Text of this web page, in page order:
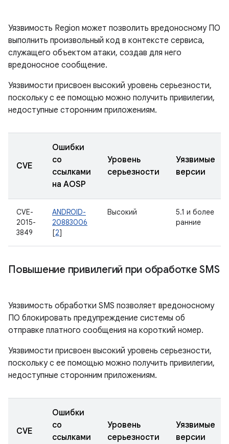
Уязвимость Region может позволить вредоносному ПО
выполнить произвольный код в контексте сервиса,
служащего объектом атаки, создав для него
вредоносное сообщение.
Уязвимости присвоен высокий уровень серьезности,
поскольку с ее помощью можно получить привилегии,
недоступные сторонним приложениям.
CVE
Ошибки
со
ссылками
на AOSP
Уровень
серьезности
Уязвимые
версии
CVE-
2015-
3849
ANDROID-
20883006
[2]
Высокий
5.1 и более
ранние
Повышение привилегий при обработке SMS
Уязвимость обработки SMS позволяет вредоносному
ПО блокировать предупреждение системы об
отправке платного сообщения на короткий номер.
Уязвимости присвоен высокий уровень серьезности,
поскольку с ее помощью можно получить привилегии,
недоступные сторонним приложениям.
CVE
Ошибки
со
ссылками
Уровень
серьезности
Уязвимые
версии